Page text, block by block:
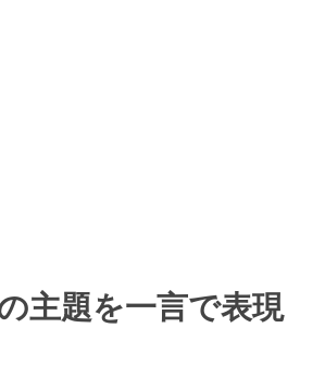
の主題を一言で表現